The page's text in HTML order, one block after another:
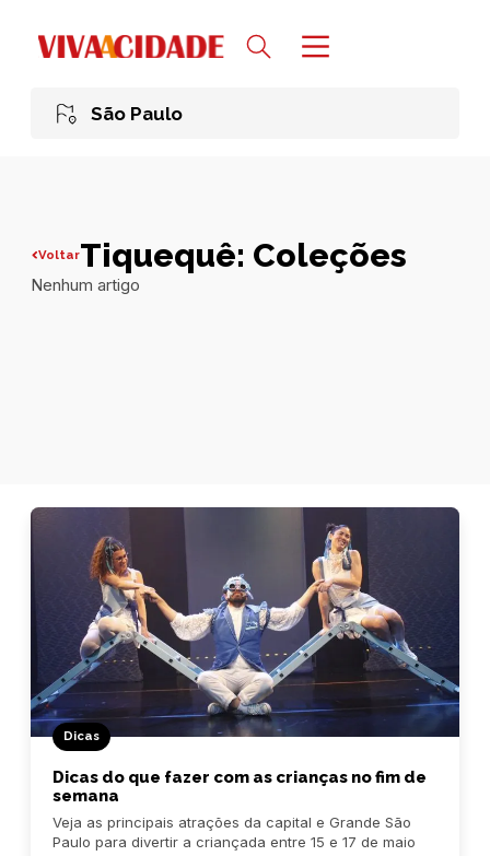
São Paulo
VoltarTiquequê: Coleções
Nenhum artigo
Dicas
Dicas do que fazer com as crianças no fim de
semana
Veja as principais atrações da capital e Grande São
Paulo para divertir a criançada entre 15 e 17 de maio